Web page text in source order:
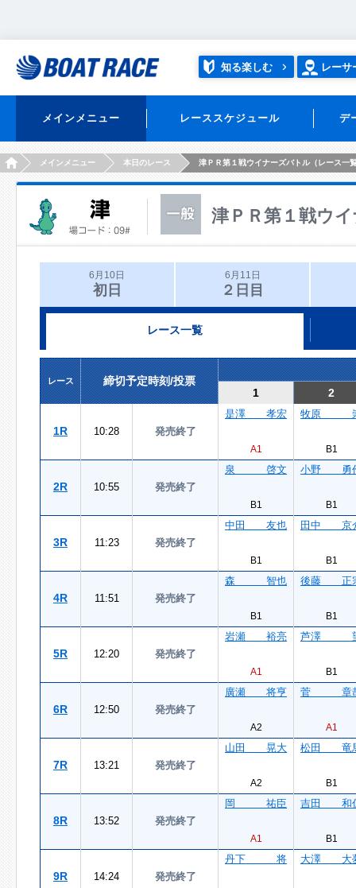
知る楽しむ レーサ
メインメニュー レーススケジュール デ
HOMEメインメニュー 本日のレース 津ＰＲ第１戦ウイナーズバトル（レース一
津ＰＲ第１戦ウ
6月10日
初日
6月11日
２日目
レース一覧
レース
締切予定時刻/投票
1
2
1R 10:28 発売終了
是澤 孝宏
A1
牧原
B1
2R 10:55 発売終了
泉 啓文
B1
小野 勇
B1
3R 11:23 発売終了
中田 友也
B1
田中 京
B1
4R 11:51 発売終了
森 智也
B1
後藤 正
B1
5R 12:20 発売終了
岩瀬 裕亮
A1
芦澤
B1
6R 12:50 発売終了
廣瀬 将亨
A2
菅 章
A1
7R 13:21 発売終了
山田 晃大
A2
松田 竜
B1
8R 13:52 発売終了
岡 祐臣
A1
吉田 和
B1
9R 14:24 発売終了
丹下 将 大澤 大